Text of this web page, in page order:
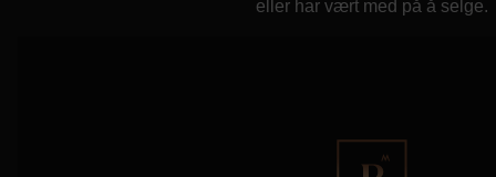
eller har vært med på å selge.